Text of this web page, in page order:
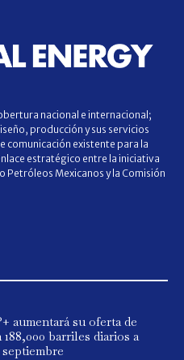
nacional e internacional;
producción y sus servicios
comunicación existente para la
estratégico entre la iniciativa
Petróleos Mexicanos y la Comisión
aumentará su oferta de
188,000 barriles diarios a